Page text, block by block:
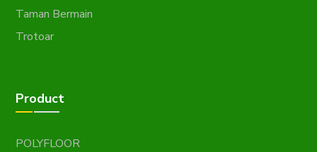
Taman Bermain
Trotoar
Product
POLYFLOOR